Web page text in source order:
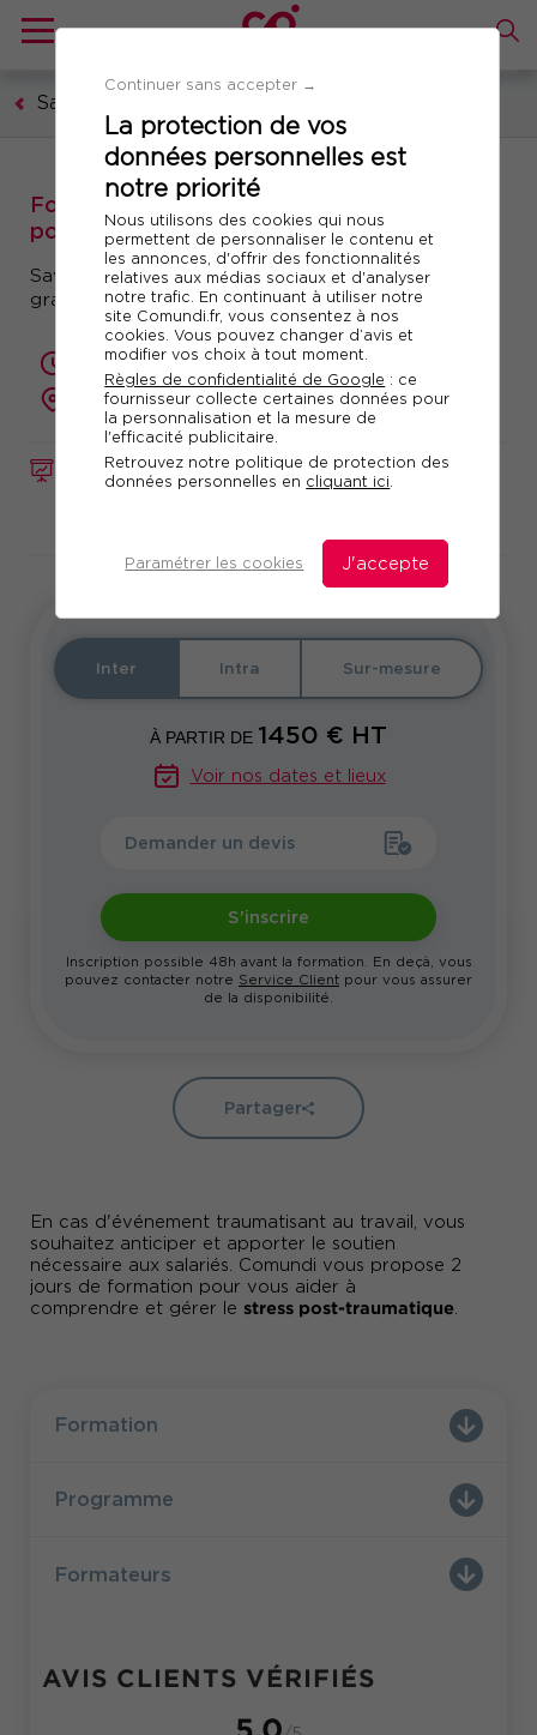
Continuer sans accepter →
La protection de vos
données personnelles est
notre priorité
Nous utilisons des cookies qui nous
permettent de personnaliser le contenu et
les annonces, d'offrir des fonctionnalités
relatives aux médias sociaux et d'analyser
notre trafic. En continuant à utiliser notre
site Comundi.fr, vous consentez à nos
cookies. Vous pouvez changer d’avis et
modifier vos choix à tout moment.
Règles de confidentialité de Google : ce
fournisseur collecte certaines données pour
la personnalisation et la mesure de
l'efficacité publicitaire.
Retrouvez notre politique de protection des
données personnelles en cliquant ici.
Paramétrer les cookies J'accepte
Santé et sécurité au travail
FORMATION Réf. 10993
Formation : Prendre en charge le stress
post-traumatique
Savoir agir suite à une crise : violence, accident
grave, suicide...
2 jours (14 heures)
présentiel ou à distance
En cas d'événement traumatisant au travail, vous
souhaitez anticiper et apporter le soutien
nécessaire aux salariés. Comundi vous propose 2
jours de formation pour vous aider à
comprendre et gérer le stress post-traumatique
Inter Intra Sur-mesure
À PARTIR DE 1450 € HT
Voir nos dates et lieux
Demander un devis
S'inscrire
Inscription possible 48h avant la formation. En deçà, vous
pouvez contacter notre Service Client pour vous assurer
de la disponibilité.
Partager
Formation
Programme
Formateurs
AVIS CLIENTS VÉRIFIÉS